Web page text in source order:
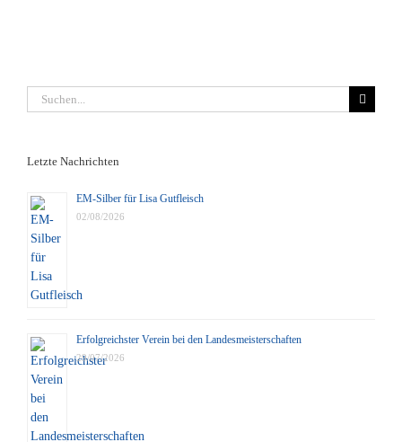
Suche
nach:
Letzte Nachrichten
EM-Silber für Lisa Gutfleisch
02/08/2026
Erfolgreichster Verein bei den Landesmeisterschaften
29/07/2026